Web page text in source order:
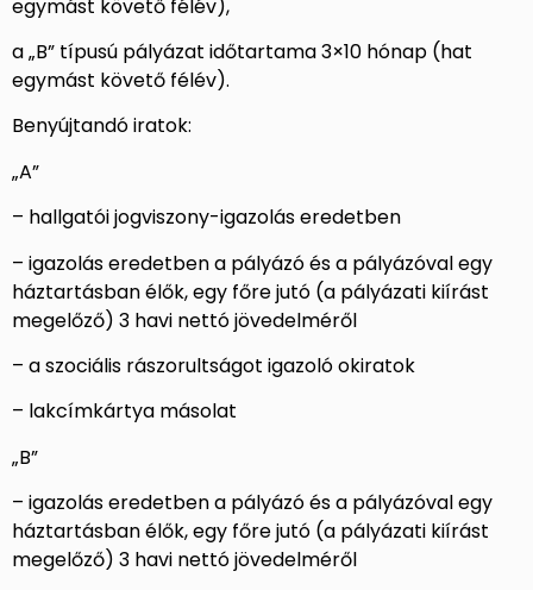
egymást követő félév),
a „B” típusú pályázat időtartama 3×10 hónap (hat
egymást követő félév).
Benyújtandó iratok:
„A”
– hallgatói jogviszony-igazolás eredetben
– igazolás eredetben a pályázó és a pályázóval egy
háztartásban élők, egy főre jutó (a pályázati kiírást
megelőző) 3 havi nettó jövedelméről
– a szociális rászorultságot igazoló okiratok
– lakcímkártya másolat
„B”
– igazolás eredetben a pályázó és a pályázóval egy
háztartásban élők, egy főre jutó (a pályázati kiírást
megelőző) 3 havi nettó jövedelméről